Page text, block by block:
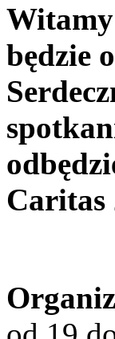
będzie
Caritas